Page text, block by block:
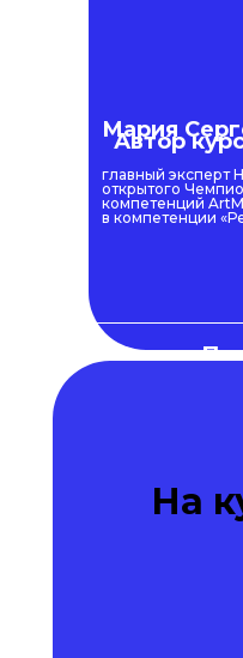
Автор
Мария
главный эксперт
открытого
компетенций
в компетенции
На